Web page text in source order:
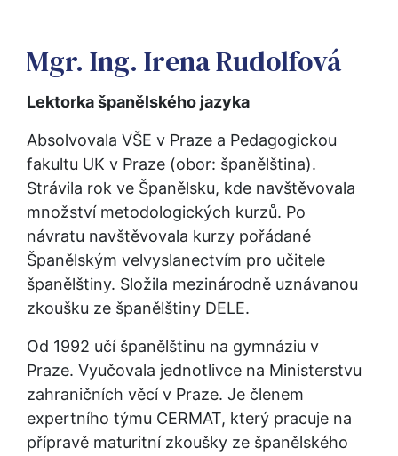
Mgr. Ing. Irena Rudolfová
Lektorka španělského jazyka
Absolvovala VŠE v Praze a Pedagogickou
fakultu UK v Praze (obor: španělština).
Strávila rok ve Španělsku, kde navštěvovala
množství metodologických kurzů. Po
návratu navštěvovala kurzy pořádané
Španělským velvyslanectvím pro učitele
španělštiny. Složila mezinárodně uznávanou
zkoušku ze španělštiny DELE.
Od 1992 učí španělštinu na gymnáziu v
Praze. Vyučovala jednotlivce na Ministerstvu
zahraničních věcí v Praze. Je členem
expertního týmu CERMAT, který pracuje na
přípravě maturitní zkoušky ze španělského